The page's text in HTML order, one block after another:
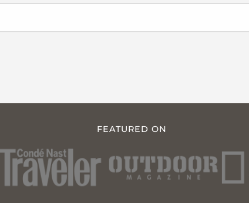
FEATURED ON